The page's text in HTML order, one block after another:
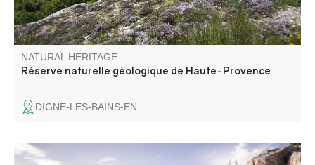
NATURAL HERITAGE
Réserve naturelle géologique de Haute-Provence
DIGNE-LES-BAINS-EN